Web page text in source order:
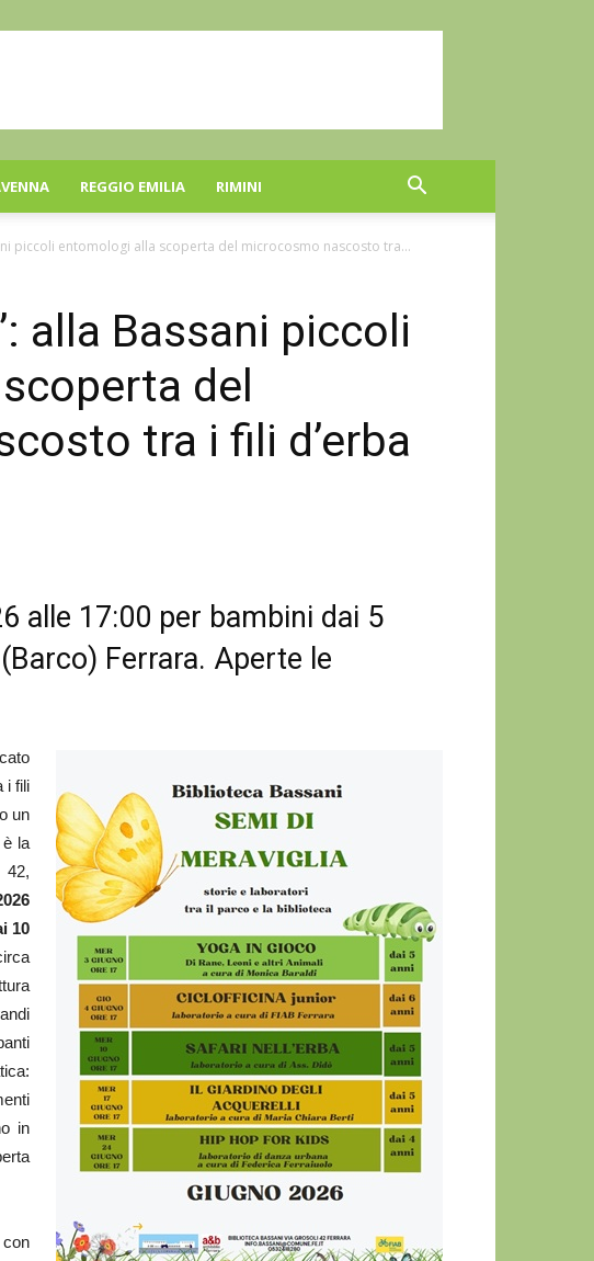
REGGIO EMILIA RIMINI
piccoli entomologi alla scoperta del microcosmo nascosto tra...
alla Bassani piccoli
del
tra i fili d’erba
alle 17:00 per bambini dai 5
Ferrara. Aperte le
i fili
un
la
42,
10
in